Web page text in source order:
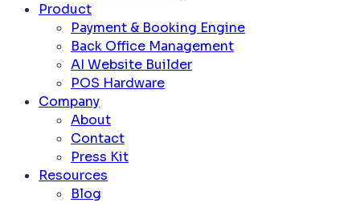
Product
Payment & Booking Engine
Back Office Management
AI Website Builder
POS Hardware
Company
About
Contact
Press Kit
Resources
Blog